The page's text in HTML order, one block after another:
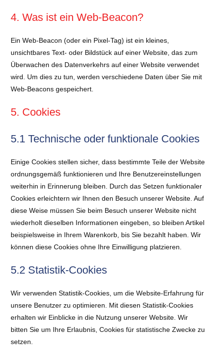
4. Was ist ein Web-Beacon?
Ein Web-Beacon (oder ein Pixel-Tag) ist ein kleines,
unsichtbares Text- oder Bildstück auf einer Website, das zum
Überwachen des Datenverkehrs auf einer Website verwendet
wird. Um dies zu tun, werden verschiedene Daten über Sie mit
Web-Beacons gespeichert.
5. Cookies
5.1 Technische oder funktionale Cookies
Einige Cookies stellen sicher, dass bestimmte Teile der Website
ordnungsgemäß funktionieren und Ihre Benutzereinstellungen
weiterhin in Erinnerung bleiben. Durch das Setzen funktionaler
Cookies erleichtern wir Ihnen den Besuch unserer Website. Auf
diese Weise müssen Sie beim Besuch unserer Website nicht
wiederholt dieselben Informationen eingeben, so bleiben Artikel
beispielsweise in Ihrem Warenkorb, bis Sie bezahlt haben. Wir
können diese Cookies ohne Ihre Einwilligung platzieren.
5.2 Statistik-Cookies
Wir verwenden Statistik-Cookies, um die Website-Erfahrung für
unsere Benutzer zu optimieren. Mit diesen Statistik-Cookies
erhalten wir Einblicke in die Nutzung unserer Website. Wir
bitten Sie um Ihre Erlaubnis, Cookies für statistische Zwecke zu
setzen.